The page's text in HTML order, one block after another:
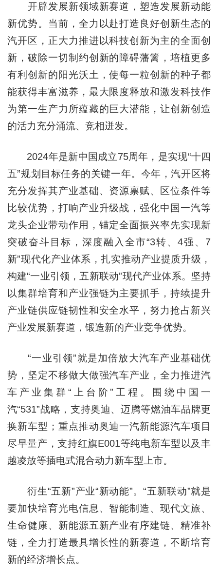
开辟发展新领域新赛道，塑造发展新动能
新优势。当前，全力以赴打造良好创新生态的
汽开区，正大力推进以科技创新为主的全面创
新，破除一切制约创新的障碍藩篱，培植更多
有利创新的阳光沃土，使每一粒创新的种子都
能获得丰富滋养，最大限度释放和激发科技作
为第一生产力所蕴藏的巨大潜能，让创新创造
的活力充分涌流、竞相迸发。
2024年是新中国成立75周年，是实现“十四
五”规划目标任务的关键一年。今年，汽开区将
充分发挥其产业基础、资源禀赋、区位条件等
比较优势，打响产业升级战，强化中国一汽等
龙头企业带动作用，锚定全面振兴率先实现新
突破奋斗目标，深度融入全市“3转、4强、7
新”现代化产业体系，扎实推动产业提质升级，
构建“一业引领，五新联动”现代产业体系。坚持
以集群培育和产业强链为主要抓手，持续提升
产业链供应链韧性和安全水平，努力抢占新兴
产业发展新赛道，锻造新的产业竞争优势。
“一业引领”就是加倍放大汽车产业基础优
势，坚定不移做大做强汽车产业，全力推进汽
车产业集群“上台阶”工程。围绕中国一
汽“531”战略，支持奥迪、迈腾等燃油车品牌更
换新车型；重点推动奥迪一汽新能源汽车项目
尽早量产，支持红旗E001等纯电新车型以及丰
越凌放等插电式混合动力新车型上市。
衍生“五新”产业“新动能”。“五新联动”就是
要加快培育光电信息、智能制造、现代文旅、
生命健康、新能源五新产业有序建链、精准补
链，全力打造最具增长性的新赛道，不断培育
新的经济增长点。